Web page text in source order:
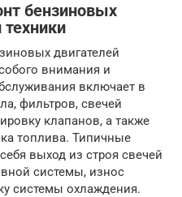
бензиновых
двигателей
внимания и
включает в
фильтров, свечей
клапанов, а также
топлива. Типичные
выход из строя свечей
системы, износ
системы охлаждения.